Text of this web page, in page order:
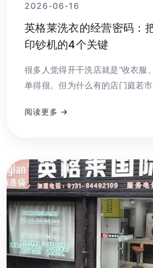
2026-06-16
英格莱洗衣的经营密码：
印钞机的4个关键
很多人觉得开干洗店就是“收衣服
单得很。但为什么有的店门庭若
阅读更多 →